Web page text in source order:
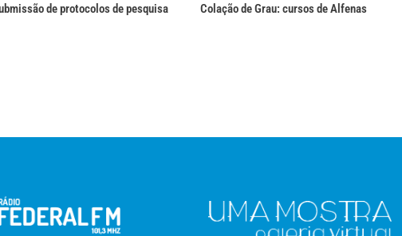
de protocolos de pesquisa
Colação de Grau: cursos de Alfenas